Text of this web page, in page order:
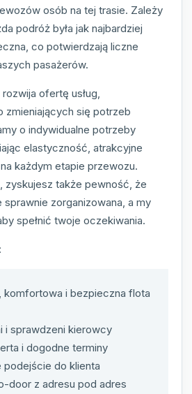
osób na tej trasie. Zależy
podróż była jak najbardziej
co potwierdzają liczne
pasażerów.
ofertę usług,
zmieniających się potrzeb
o indywidualne potrzeby
elastyczność, atrakcyjne
każdym etapie przewozu.
zyskujesz także pewność, że
zorganizowana, a my
spełnić twoje oczekiwania.
komfortowa i bezpieczna flota
i sprawdzeni kierowcy
i dogodne terminy
podejście do klienta
door z adresu pod adres